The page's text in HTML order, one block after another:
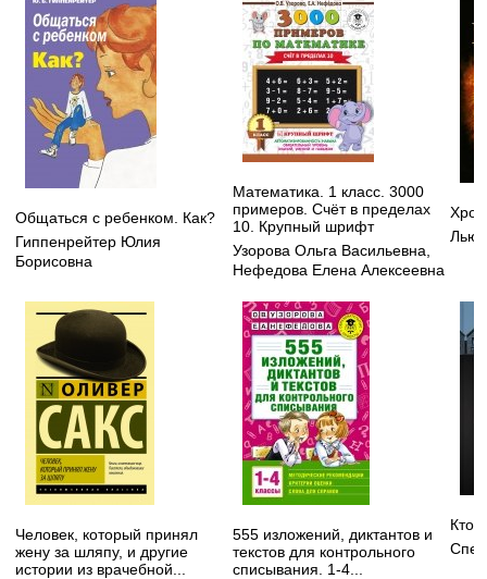
Общаться с ребенком. Как?
Гиппенрейтер Юлия
Борисовна
Математика. 1 класс. 3000
примеров. Счёт в пределах
10. Крупный шрифт
Узорова Ольга Васильевна
Нефедова Елена Алексеевна
Человек, который принял
жену за шляпу, и другие
истории из врачебной...
555 изложений, диктантов и
текстов для контрольного
списывания. 1-4...
Кто